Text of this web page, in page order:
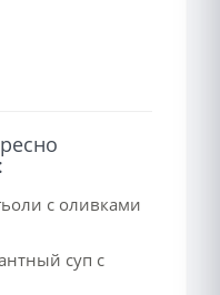
с оливками
суп с